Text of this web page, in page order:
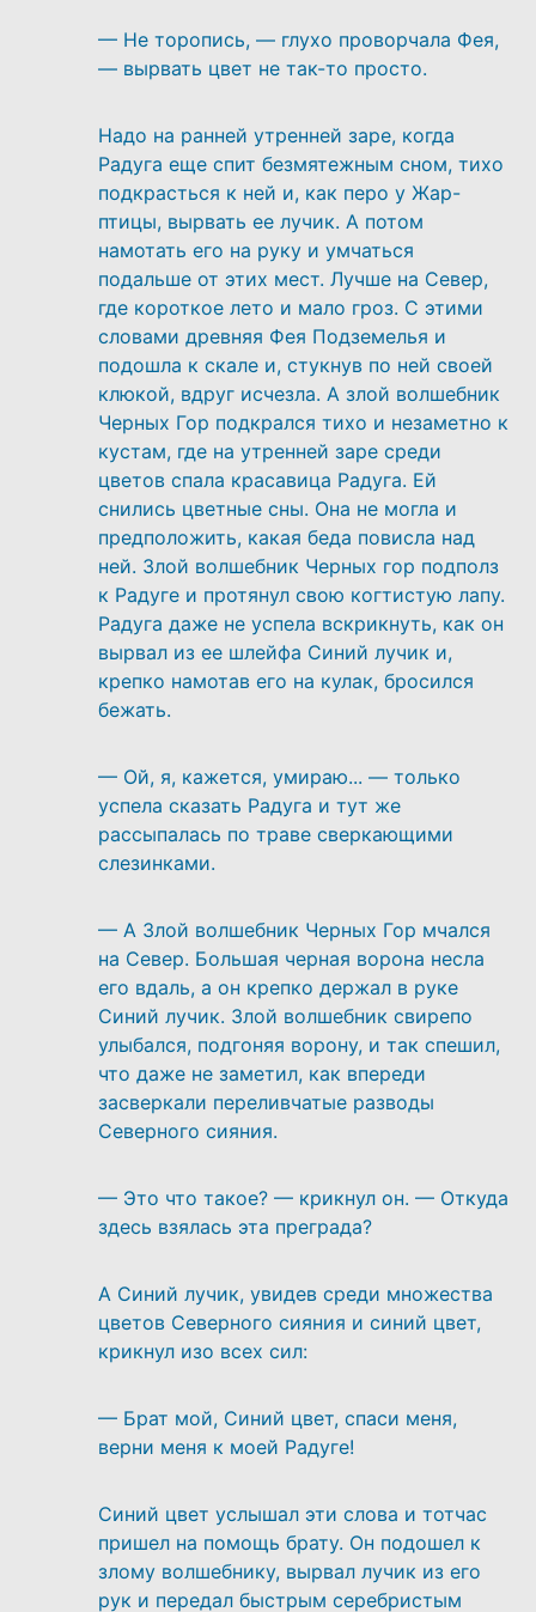
— Не торопись, — глухо проворчала Фея,
— вырвать цвет не так-то просто.
Надо на ранней утренней заре, когда
Радуга еще спит безмятежным сном, тихо
подкрасться к ней и, как перо у Жар-
птицы, вырвать ее лучик. А потом
намотать его на руку и умчаться
подальше от этих мест. Лучше на Север,
где короткое лето и мало гроз. С этими
словами древняя Фея Подземелья и
подошла к скале и, стукнув по ней своей
клюкой, вдруг исчезла. А злой волшебник
Черных Гор подкрался тихо и незаметно к
кустам, где на утренней заре среди
цветов спала красавица Радуга. Ей
снились цветные сны. Она не могла и
предположить, какая беда повисла над
ней. Злой волшебник Черных гор подполз
к Радуге и протянул свою когтистую лапу.
Радуга даже не успела вскрикнуть, как он
вырвал из ее шлейфа Синий лучик и,
крепко намотав его на кулак, бросился
бежать.
— Ой, я, кажется, умираю... — только
успела сказать Радуга и тут же
рассыпалась по траве сверкающими
слезинками.
— А Злой волшебник Черных Гор мчался
на Север. Большая черная ворона несла
его вдаль, а он крепко держал в руке
Синий лучик. Злой волшебник свирепо
улыбался, подгоняя ворону, и так спешил,
что даже не заметил, как впереди
засверкали переливчатые разводы
Северного сияния.
— Это что такое? — крикнул он. — Откуда
здесь взялась эта преграда?
А Синий лучик, увидев среди множества
цветов Северного сияния и синий цвет,
крикнул изо всех сил:
— Брат мой, Синий цвет, спаси меня,
верни меня к моей Радуге!
Синий цвет услышал эти слова и тотчас
пришел на помощь брату. Он подошел к
злому волшебнику, вырвал лучик из его
рук и передал быстрым серебристым